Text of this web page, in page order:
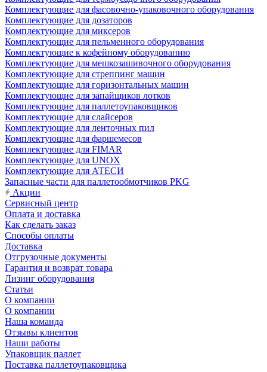
Комплектующие для фасовочно-упаковочного оборудования
Комплектующие для дозаторов
Комплектующие для миксеров
Комплектующие для пельменного оборудования
Комплектующие к кофейному оборудованию
Комплектующие для мешкозашивочного оборудования
Комплектующие для стреппинг машин
Комплектующие для горизонтальных машин
Комплектующие для запайщиков лотков
Комплектующие для паллетоупаковщиков
Комплектующие для слайсеров
Комплектующие для ленточных пил
Комплектующие для фаршемесов
Комплектующие для FIMAR
Комплектующие для UNOX
Комплектующие для АТЕСИ
Запасные части для паллетообмотчиков PKG
Акции
Сервисный центр
Оплата и доставка
Как сделать заказ
Способы оплаты
Доставка
Отгрузочные документы
Гарантия и возврат товара
Лизинг оборудования
Статьи
О компании
О компании
Наша команда
Отзывы клиентов
Наши работы
Упаковщик паллет
Поставка паллетоупаковщика